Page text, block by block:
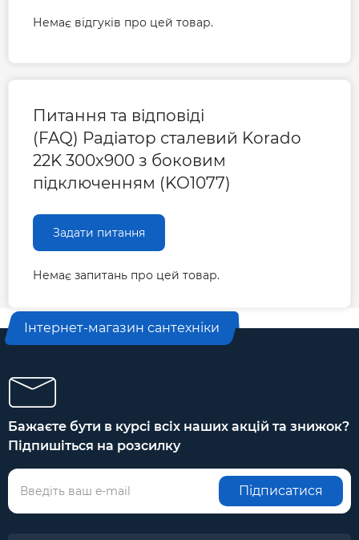
Гарантія
Гарантія виробника, міс
Немає відгуків про цей товар.
Питання та відповіді
(FAQ) Радіатор сталевий Korado
22K 300x900 з боковим
підключенням (KO1077)
Задати питання
Немає запитань про цей товар.
Інтернет-магазин сантехніки
Бажаєте бути в курсі всіх наших акцій та знижок?
Підпишіться на розсилку
Підписатися